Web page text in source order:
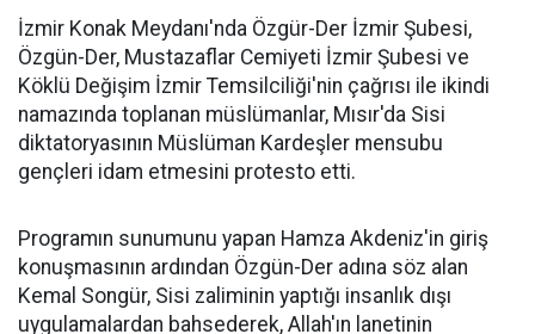
İzmir Konak Meydanı'nda Özgür-Der İzmir Şubesi,
Özgün-Der, Mustazaflar Cemiyeti İzmir Şubesi ve
Köklü Değişim İzmir Temsilciliği'nin çağrısı ile ikindi
namazında toplanan müslümanlar, Mısır'da Sisi
diktatoryasının Müslüman Kardeşler mensubu
gençleri idam etmesini protesto etti.
Programın sunumunu yapan Hamza Akdeniz'in giriş
konuşmasının ardından Özgün-Der adına söz alan
Kemal Songür, Sisi zaliminin yaptığı insanlık dışı
uygulamalardan bahsederek, Allah'ın lanetinin